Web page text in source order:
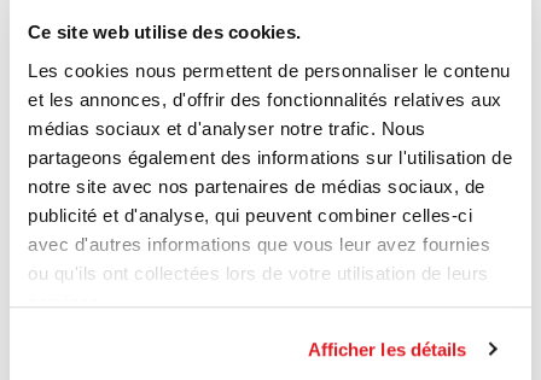
Ce site web utilise des cookies.
Les cookies nous permettent de personnaliser le contenu
et les annonces, d'offrir des fonctionnalités relatives aux
médias sociaux et d'analyser notre trafic. Nous
partageons également des informations sur l'utilisation de
notre site avec nos partenaires de médias sociaux, de
publicité et d'analyse, qui peuvent combiner celles-ci
avec d'autres informations que vous leur avez fournies
ou qu'ils ont collectées lors de votre utilisation de leurs
services.
Afficher les détails